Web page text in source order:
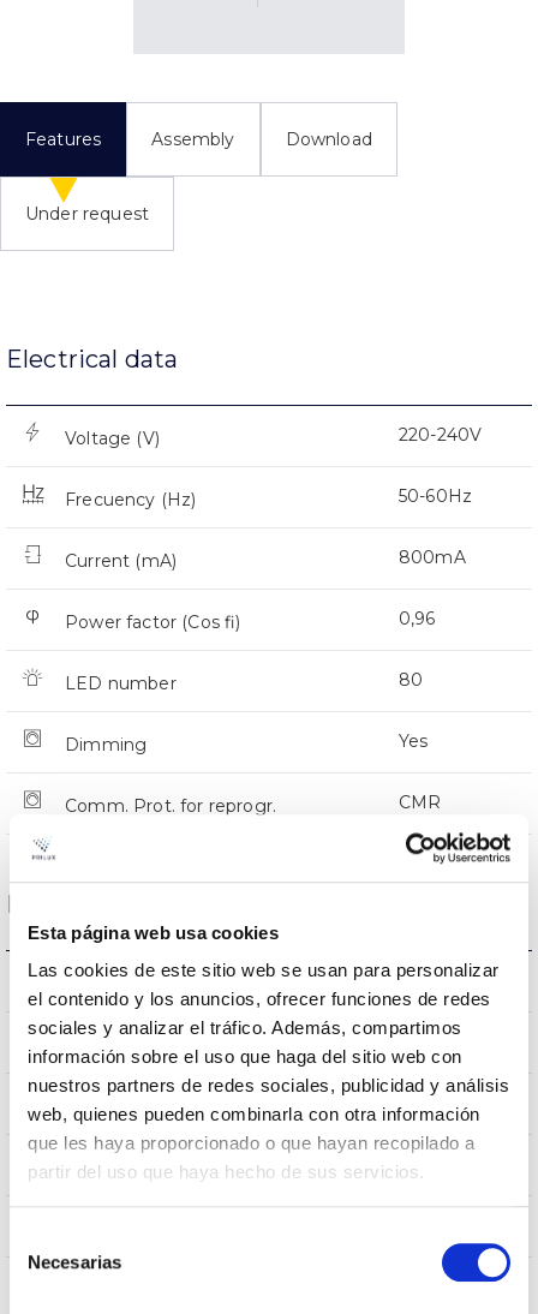
Esta página web usa cookies
Las cookies de este sitio web se usan para personalizar
el contenido y los anuncios, ofrecer funciones de redes
sociales y analizar el tráfico. Además, compartimos
información sobre el uso que haga del sitio web con
nuestros partners de redes sociales, publicidad y análisis
web, quienes pueden combinarla con otra información
que les haya proporcionado o que hayan recopilado a
partir del uso que haya hecho de sus servicios.
Necesarias
Features Assembly Download
Under request
Electrical data
Voltage (V) 220-240V
Frecuency (Hz) 50-60Hz
Current (mA) 800mA
Power factor (Cos fi) 0,96
LED number 80
Dimming Yes
Comm. Prot. for reprogr. CMR
Dimensions and Mounting
Mounting Crosier Mount
Wind Resistance 0,252m2
Measures 750x336x114mm
Mounting position Crosier Mount